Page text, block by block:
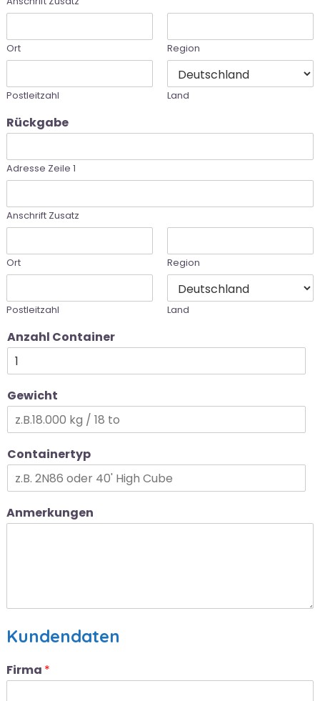
Ort Region
Postleitzahl Land
Rückgabe
Adresse Zeile 1
Anschrift Zusatz
Ort Region
Postleitzahl Land
Anzahl Container
Gewicht
Containertyp
Anmerkungen
Kundendaten
Firma *